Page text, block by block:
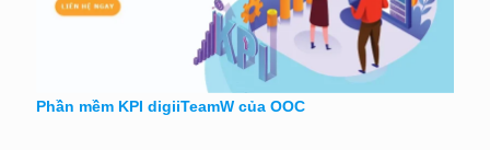
Phần mềm KPI digiiTeamW của OOC